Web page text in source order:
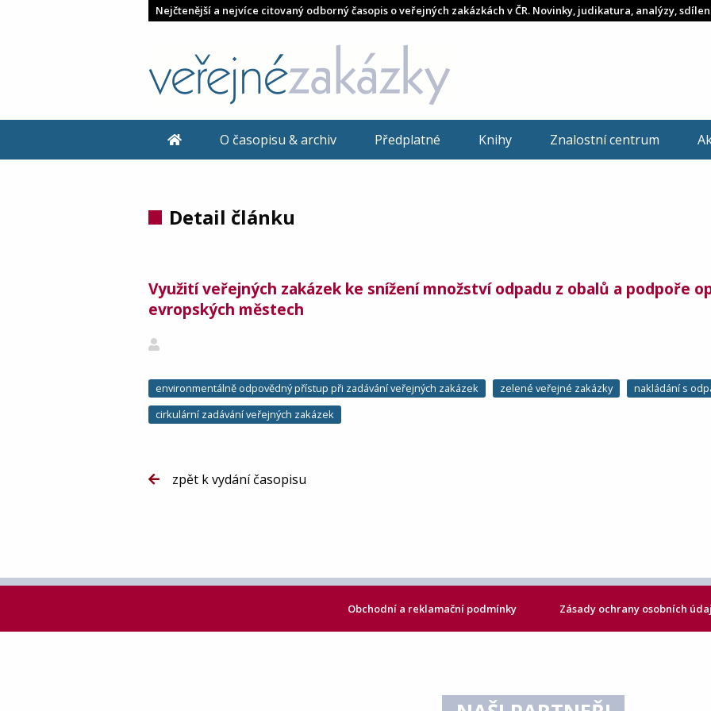
Nejčtenější a nejvíce citovaný odborný časopis o veřejných zakázkách v ČR. Novinky, judikatura, analýzy,
O časopisu & archiv Předplatné Knihy Znalostní centrum
Detail článku
Využití veřejných zakázek ke snížení množství odpadu z obalů a podpoře
evropských městech
environmentálně odpovědný přístup při zadávání veřejných zakázek zelené veřejné zakázky
nakládání s
cirkulární zadávání veřejných zakázek
zpět k vydání časopisu
Obchodní a reklamační podmínky Zásady ochrany osobních